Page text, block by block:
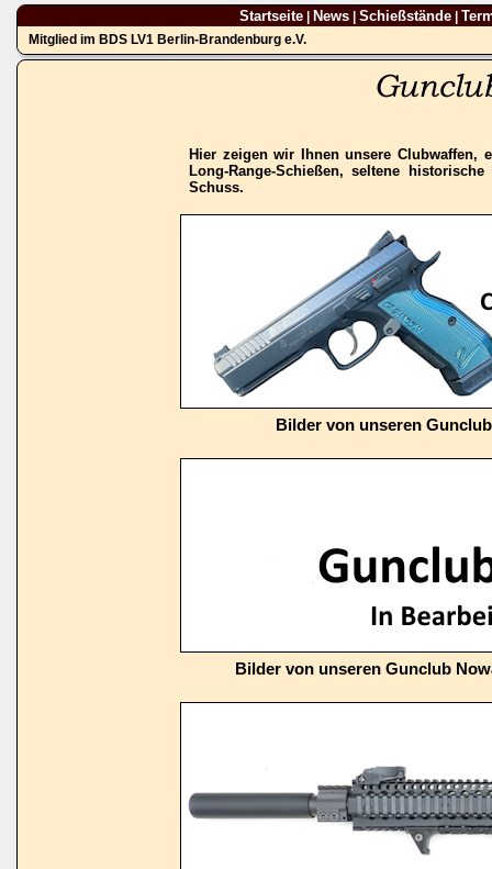
Startseite| News| Schießstände|
Mitglied im BDS LV1 Berlin-Brandenburg e.V.
Hier zeigen wir Ihnen unsere Clubwaffen,
Long-Range-Schießen, seltene
Schuss.
Bilder von unseren
Bilder von unseren Gunclub